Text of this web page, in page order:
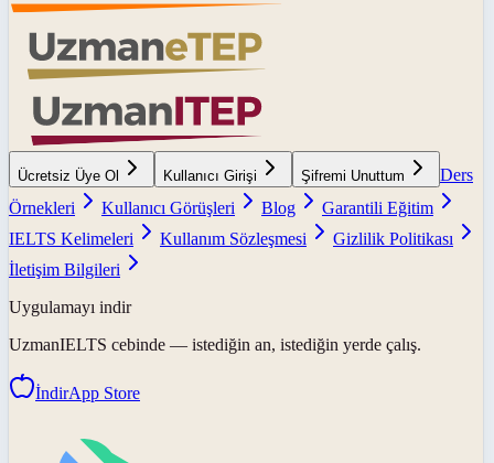
Ücretsiz Üye Ol Kullanıcı Girişi Şifremi Unuttum
Ders
Örnekleri
Kullanıcı Görüşleri Blog
Garantili Eğitim
IELTS Kelimeleri
Kullanım Sözleşmesi
Gizlilik Politikası
İletişim Bilgileri
Uygulamayı indir
UzmanIELTS cebinde — istediğin an, istediğin yerde çalış.
İndirApp Store